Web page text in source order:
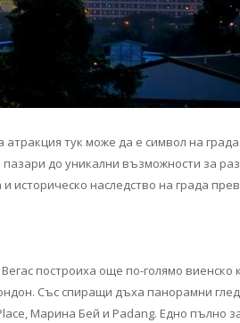
тук може да е символ на
до уникални възможности за
историческо наследство на града
построиха още по-голямо виенско
Със спиращи дъха панорамни
Марина Бей и Padang. Едно пълно